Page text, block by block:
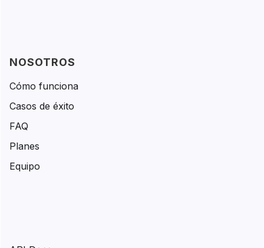
NOSOTROS
Cómo funciona
Casos de éxito
FAQ
Planes
Equipo